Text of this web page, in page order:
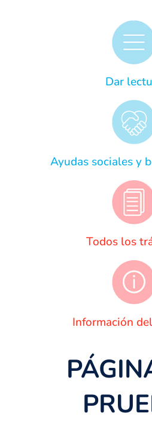
Dar
Ayudas sociales y
Todos los
Información